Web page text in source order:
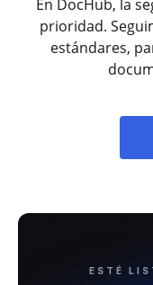
En DocHub, la
prioridad.
estándares,
ESTÉ